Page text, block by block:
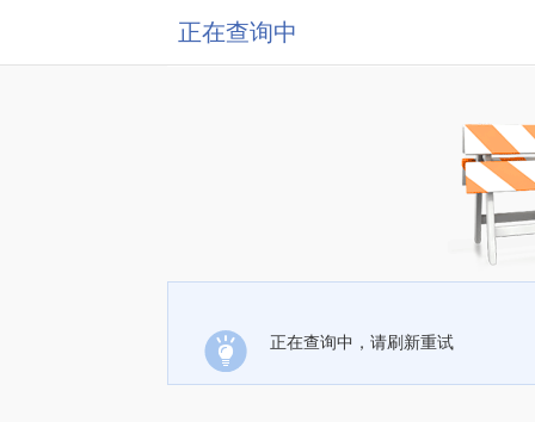
正在查询中
正在查询中，请刷新重试